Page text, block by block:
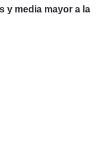
y media mayor a la